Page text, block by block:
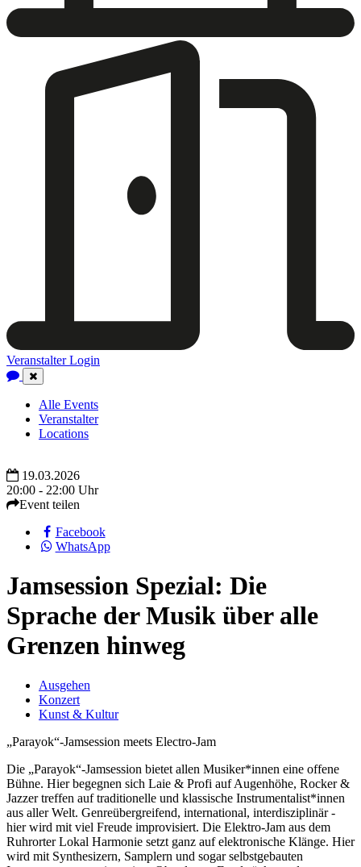
Veranstalter Login
Close
Navigation
Alle Events
Veranstalter
Locations
19.03.2026
20:00 - 22:00 Uhr
Event teilen
Facebook
WhatsApp
Jamsession Spezial: Die
Sprache der Musik über alle
Grenzen hinweg
Ausgehen
Konzert
Kunst & Kultur
„Parayok“-Jamsession meets Electro-Jam
Die „Parayok“-Jamsession bietet allen Musiker*innen eine offene
Bühne. Hier begegnen sich Laie & Profi auf Augenhöhe, Rocker &
Jazzer treffen auf traditionelle und klassische Instrumentalist*innen
aus aller Welt. Genreübergreifend, international, interdisziplinär -
hier wird mit viel Freude improvisiert. Die Elektro-Jam aus dem
Ruhrorter Lokal Harmonie setzt ganz auf elektronische Klänge. Hier
wird mit Synthesizern, Samplern und sogar selbstgebauten